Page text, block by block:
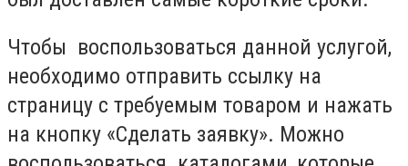
Чтобы воспользоваться данной услугой,
необходимо отправить ссылку на
страницу с требуемым товаром и нажать
на кнопку «Сделать заявку». Можно